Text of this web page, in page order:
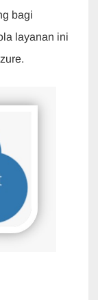
bagi
layanan ini